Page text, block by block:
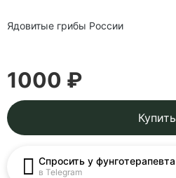
Ядовитые грибы России
1000 ₽
Купить
Спросить у фунготерапевта
в Telegram